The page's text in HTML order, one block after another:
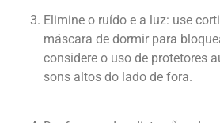
Elimine o ruído e a luz: use
máscara de dormir para
considere o uso de protetores
sons altos do lado de fora.